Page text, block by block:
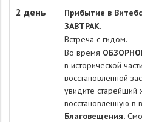
2 день
Прибытие в
ЗАВТРАК.
Встреча с гидом.
Во время
в исторической
восстановленной
увидите старейший
восстановленную в
Благовещения.